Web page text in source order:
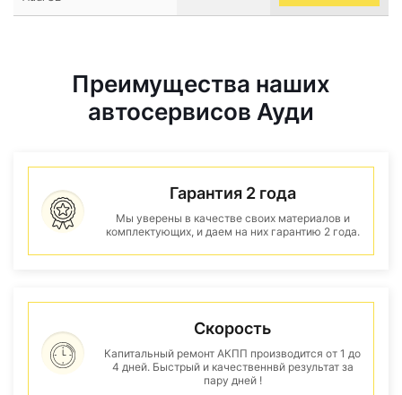
Преимущества наших
автосервисов Ауди
Гарантия 2 года
Мы уверены в качестве своих материалов и
комплектующих, и даем на них гарантию 2 года.
Скорость
Капитальный ремонт АКПП производится от 1 до
4 дней. Быстрый и качественнвй результат за
пару дней !